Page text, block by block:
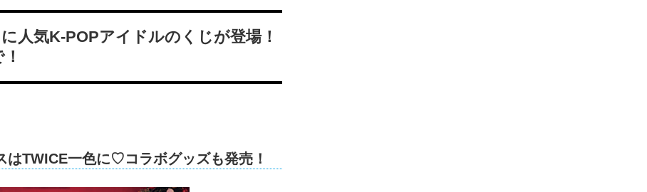
人気K-POPアイドルのくじが登場！
はTWICE一色に♡コラボグッズも発売！